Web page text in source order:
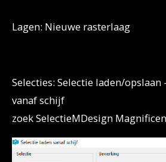
Lagen: Nieuwe rasterlaag
Selecties: Selectie laden/opslaan
vanaf schijf
zoek SelectieMDesign